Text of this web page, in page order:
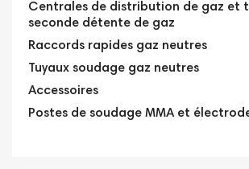
Centrales de distribution de gaz et
seconde détente de gaz
Raccords rapides gaz neutres
Tuyaux soudage gaz neutres
Accessoires
Postes de soudage MMA et